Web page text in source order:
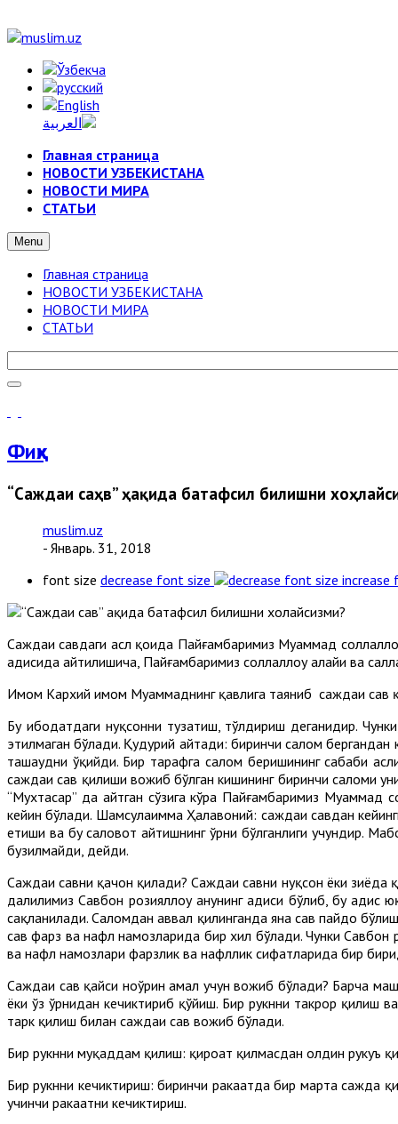
Главная страница
НОВОСТИ УЗБЕКИСТАНА
НОВОСТИ МИРА
СТАТЬИ
Menu
Главная страница
НОВОСТИ УЗБЕКИСТАНА
НОВОСТИ МИРА
СТАТЬИ
Фиқҳ
“Саждаи саҳв” ҳақида батафсил билишни
muslim.uz
- Январь. 31, 2018
font size decrease font size increase
Саждаи саҳвдаги асл қоида Пайғамбаримиз Муҳаммад
ҳадисида айтилишича, Пайғамбаримиз соллаллоҳу алайҳи ва
Имом Кархий имом Муҳаммаднинг қавлига таяниб саждаи
Бу ибодатдаги нуқсонни тузатиш, тўлдириш деганидир.
этилмаган бўлади. Қудурий айтади: биринчи салом
ташаҳҳудни ўқийди. Бир тарафга салом беришининг сабаби
саждаи саҳв қилиши вожиб бўлган кишининг биринчи саломи
“Мухтасар” да айтган сўзига кўра Пайғамбаримиз Муҳаммад
кейин бўлади. Шамсулаимма Ҳалавоний: саждаи саҳвдан
етиши ва бу саловот айтишнинг ўрни бўлганлиги учундир.
бузилмайди, дейди.
Саждаи саҳвни қачон қилади? Саждаи саҳвни нуқсон ёки
далилимиз Савбон розияллоҳу анҳунинг ҳадиси бўлиб, бу
сақланилади. Саломдан аввал қилинганда яна саҳв пайдо
саҳв фарз ва нафл намозларида бир хил бўлади. Чунки Савбон
ва нафл намозлари фарзлик ва нафллик сифатларида бир
Саждаи саҳв қайси ноўрин амал учун вожиб бўлади? Барча
ёки ўз ўрнидан кечиктириб қўйиш. Бир рукнни такрор қилиш
тарк қилиш билан саждаи саҳв вожиб бўлади.
Бир рукнни муқаддам қилиш: қироат қилмасдан олдин рукуъ
Бир рукнни кечиктириш: биринчи ракаатда бир марта сажда
учинчи ракаатни кечиктириш.